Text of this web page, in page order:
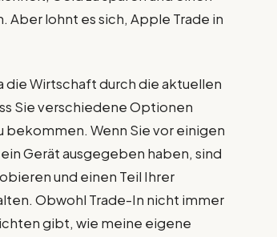
Aber lohnt es sich, Apple Trade in
die Wirtschaft durch die aktuellen
Sie verschiedene Optionen
bekommen. Wenn Sie vor einigen
Gerät ausgegeben haben, sind
und einen Teil Ihrer
Obwohl Trade-In nicht immer
gibt, wie meine eigene